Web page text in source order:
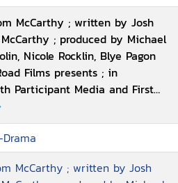
บัน
ของสื่อมวลชน การล่วงละเมิดทาง
ที่สาม ปัญหาครอบครัว ความเลื่อมใส
าเนื้อหาครบ
ญหาที่ฝังรากลึกในสังคมเป็นเวลา
งจะดูเต็มไปด้วยประเด็นหนัก ๆ
ที่ดูจะไม่รู้สึกเครียด หรือเบื่อเลยสัก
ารู้สึกว่าเวลามันผ่านไปไวมาก ดูสนุก
นติดตาม มีมุกตลกสอดแทรกเนียนๆ
ระกันว่านี่เป็นหนัง
กวัย ทุกศาสนา และทุกทุกสังคม!
McCarthy ; written by Josh
; produced by Michael
Nicole Rocklin, Blye Pagon
Films presents ; in
Participant Media and First
Anonymous Content
McCarthy ; written by Josh